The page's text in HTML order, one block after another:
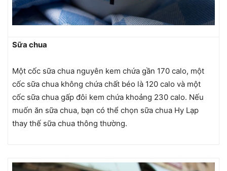
Sữa chua
Một cốc sữa chua nguyên kem chứa gần 170 calo, một
cốc sữa chua không chứa chất béo là 120 calo và một
cốc sữa chua gấp đôi kem chứa khoảng 230 calo. Nếu
muốn ăn sữa chua, bạn có thể chọn sữa chua Hy Lạp
thay thế sữa chua thông thường.